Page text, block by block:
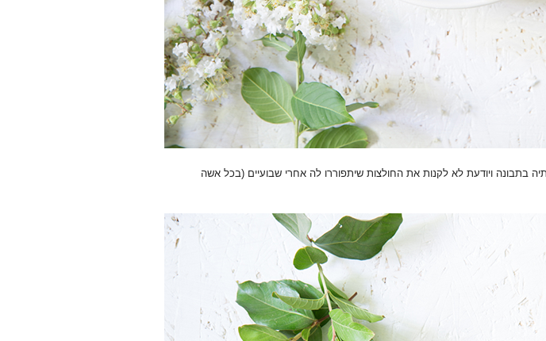
בתבונה ויודעת לא לקנות את החולצות שיתפוררו לה אחרי שבועיים (בכל אשה